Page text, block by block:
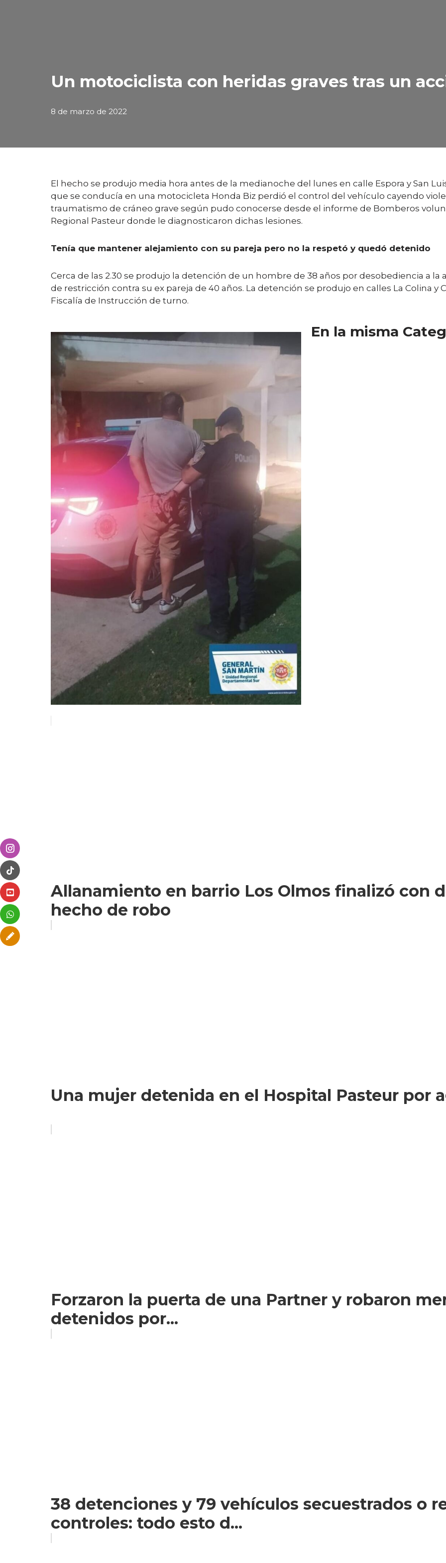
Un motociclista con heridas graves tras un
8 de marzo de 2022
El hecho se produjo media hora antes de la medianoche del lunes en calle Espora y San
que se conducía en una motocicleta Honda Biz perdió el control del vehículo cayendo
traumatismo de cráneo grave según pudo conocerse desde el informe de Bomberos
Regional Pasteur donde le diagnosticaron dichas lesiones.
Tenía que mantener alejamiento con su pareja pero no la respetó y quedó detenido
Cerca de las 2.30 se produjo la detención de un hombre de 38 años por desobediencia a
de restricción contra su ex pareja de 40 años. La detención se produjo en calles La Colina y
Fiscalía de Instrucción de turno.
En la misma
Allanamiento en barrio Los Olmos finalizó con
hecho de robo
Una mujer detenida en el Hospital Pasteur por
Forzaron la puerta de una Partner y robaron
detenidos por...
38 detenciones y 79 vehículos secuestrados o
controles: todo esto d...